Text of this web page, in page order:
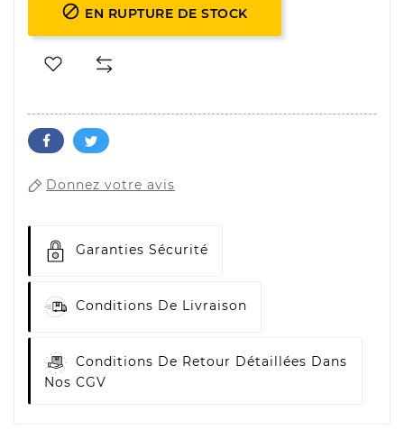
 EN RUPTURE DE STOCK
Donnez votre avis
Garanties Sécurité
Conditions De Livraison
Conditions De Retour Détaillées Dans
Nos CGV